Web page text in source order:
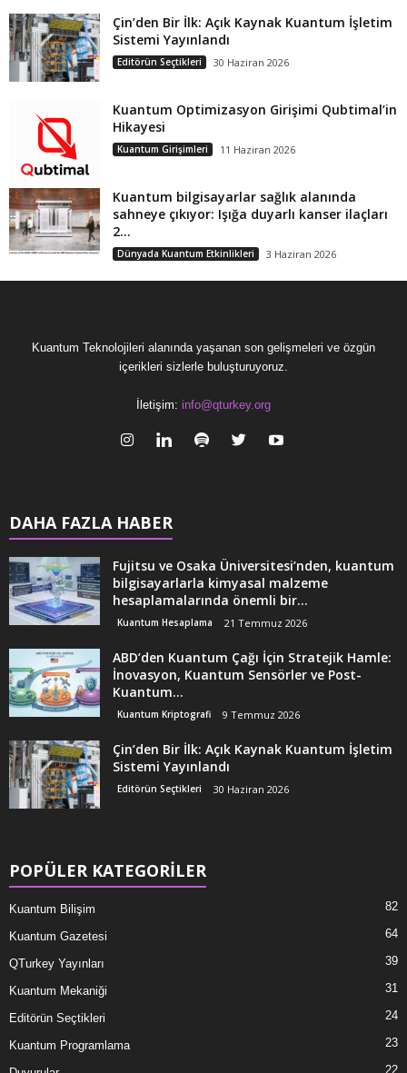
Çin’den Bir İlk: Açık Kaynak Kuantum İşletim
Sistemi Yayınlandı
Editörün Seçtikleri 30 Haziran 2026
Kuantum Optimizasyon Girişimi Qubtimal’in
Hikayesi
Kuantum Girişimleri 11 Haziran 2026
Kuantum bilgisayarlar sağlık alanında
sahneye çıkıyor: Işığa duyarlı kanser ilaçları
2...
Dünyada Kuantum Etkinlikleri 3 Haziran 2026
Kuantum Teknolojileri alanında yaşanan son gelişmeleri ve özgün
içerikleri sizlerle buluşturuyoruz.
İletişim: info@qturkey.org
DAHA FAZLA HABER
Fujitsu ve Osaka Üniversitesi’nden, kuantum
bilgisayarlarla kimyasal malzeme
hesaplamalarında önemli bir...
Kuantum Hesaplama 21 Temmuz 2026
ABD’den Kuantum Çağı İçin Stratejik Hamle:
İnovasyon, Kuantum Sensörler ve Post-
Kuantum...
Kuantum Kriptografi 9 Temmuz 2026
Çin’den Bir İlk: Açık Kaynak Kuantum İşletim
Sistemi Yayınlandı
Editörün Seçtikleri 30 Haziran 2026
POPÜLER KATEGORİLER
Kuantum Bilişim 82
Kuantum Gazetesi 64
QTurkey Yayınları 39
Kuantum Mekaniği 31
Editörün Seçtikleri 24
Kuantum Programlama 23
22